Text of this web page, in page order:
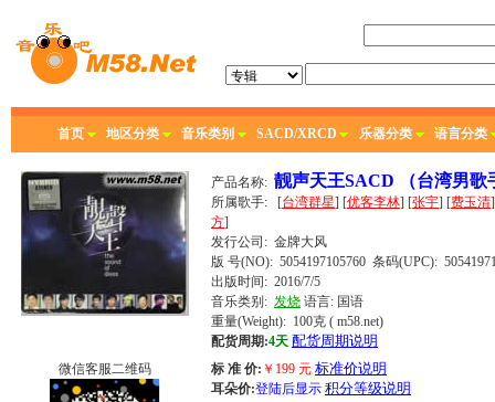
首页 地区分类 音乐类别 SACD/XRCD 乐器分类 语言分类
产品名称: 靓声天王SACD （台湾男歌
所属歌手: [台湾群星] [优客李林] [张宇] [费玉清
方]
发行公司: 金牌大风
版 号(NO): 5054197105760 条码(UPC):
出版时间: 2016/7/5
音乐类别: 发烧 语言: 国语
重量(Weight): 100克 ( m58.net)
配货周期:4天 配货周期说明
标 准 价: ￥ 199 元 标准价说明
耳朵价:登陆后显示 积分等级说明
微信客服二维码